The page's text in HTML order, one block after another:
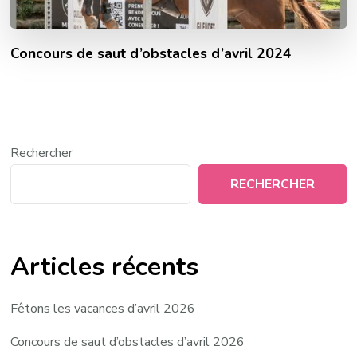
Concours de saut d’obstacles d’avril 2024
Rechercher
RECHERCHER
Articles récents
Fêtons les vacances d’avril 2026
Concours de saut d’obstacles d’avril 2026